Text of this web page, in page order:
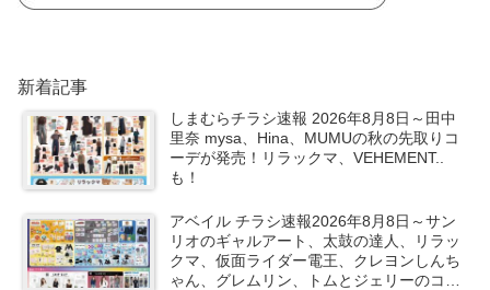
新着記事
しまむらチラシ速報 2026年8月8日～田中
里奈 mysa、Hina、MUMUの秋の先取りコ
ーデが発売！リラックマ、VEHEMENT..
も！
アベイル チラシ速報2026年8月8日～サン
リオのギャルアート、太鼓の達人、リラッ
クマ、仮面ライダー電王、クレヨンしんち
ゃん、グレムリン、トムとジェリーのコラ